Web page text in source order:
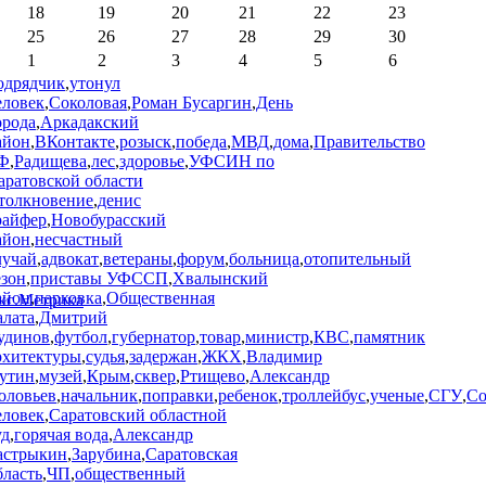
18 19 20 21 22
23
25
26 27 28 29
30
1
2 3 4 5
6
,утонул
,Соколовая,Роман Бусаргин,День
,Аркадакский
,ВКонтакте,розыск,победа,МВД,дома,Правительство
,Радищева,лес,здоровье,УФСИН по
области
,денис
,Новобурасский
,несчастный
,адвокат,ветераны,форум,больница,отопительный
,приставы УФССП,Хвалынский
,парковка,Общественная
,Дмитрий
,футбол,губернатор,товар,министр,КВС,памятник
,судья,задержан,ЖКХ,Владимир
,музей,Крым,сквер,Ртищево,Александр
,начальник,поправки,ребенок,троллейбус,ученые,СГУ,
,Саратовский областной
,горячая вода,Александр
,Зарубина,Саратовская
,ЧП,общественный